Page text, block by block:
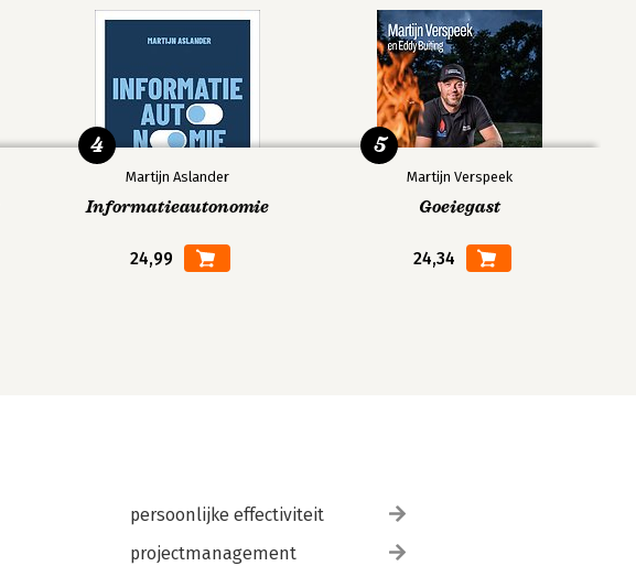
Martijn Aslander
Informatieautonomie
24,99
4
Martijn Verspeek
Goeiegast
24,34
5
persoonlijke effectiviteit
projectmanagement